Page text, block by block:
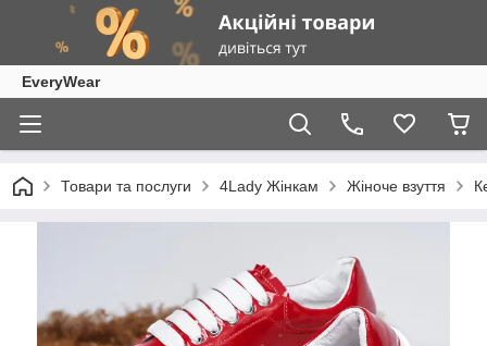
EveryWear
Товари та послуги 4Lady Жінкам Жіноче взуття